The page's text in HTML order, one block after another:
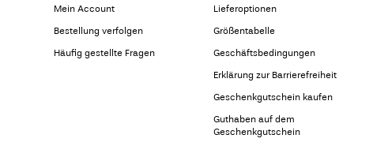
Mein Account
Bestellung verfolgen
Häufig gestellte Fragen
Lieferoptionen
Größentabelle
Geschäftsbedingungen
Erklärung zur Barrierefreiheit
Geschenkgutschein kaufen
Guthaben auf dem
Geschenkgutschein